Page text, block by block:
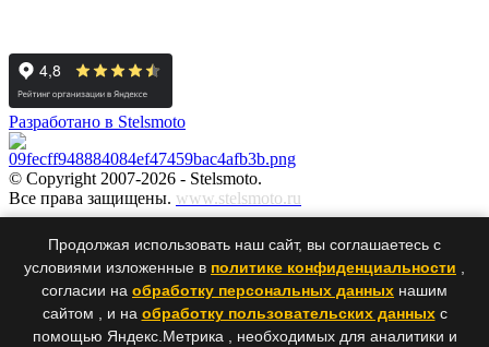
Разработано в Stelsmoto
© Copyright 2007-2026 - Stelsmoto.
Все права защищены. www.stelsmoto.ru
Информация, размещенная на сайте, не является публичной
офертой
Продолжая использовать наш сайт, вы соглашаетесь с
условиями изложенные в политике конфиденциальности
согласии на обработку персональных данных нашим
сайтом , и на обработку пользовательских данныхс
помощью Яндекс.Метрика , необходимых для аналитики и